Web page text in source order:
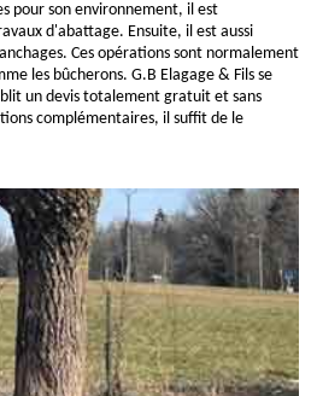
pour son environnement, il est
d'abattage. Ensuite, il est aussi
Ces opérations sont normalement
les bûcherons. G.B Elagage & Fils se
un devis totalement gratuit et sans
complémentaires, il suffit de le